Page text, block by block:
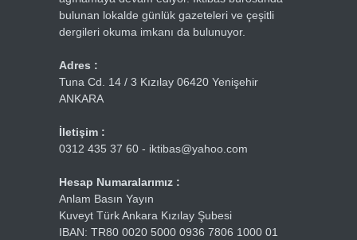
bulunan lokalde günlük gazeteleri ve çeşitli
dergileri okuma imkanı da bulunuyor.
Adres :
Tuna Cd. 14 / 3 Kızılay 06420 Yenişehir
ANKARA
İletişim :
0312 435 37 60 - iktibas@yahoo.com
Hesap Numaralarımız :
Anlam Basın Yayın
Kuveyt Türk Ankara Kızılay Şubesi
IBAN: TR80 0020 5000 0936 7806 1000 01